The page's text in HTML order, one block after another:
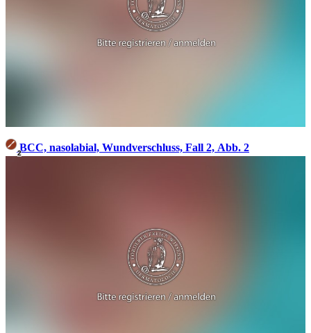
2BCC, nasolabial, Wundverschluss, Fall 2, Abb. 2